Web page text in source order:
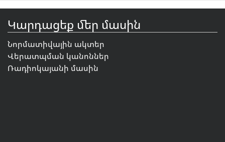
Կարդացեք մեր մասին
Նորմատիվային ակտեր
Վերատպման կանոններ
Ռադիոկայանի մասին